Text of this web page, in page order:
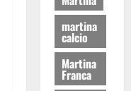
martina
calcio
Martina
Franca